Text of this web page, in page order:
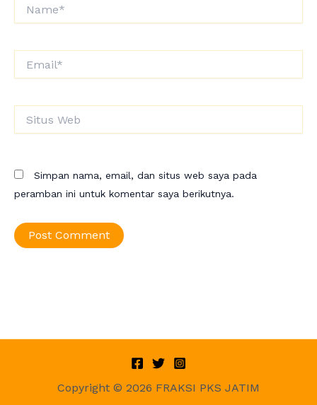
Web
Simpan nama, email, dan situs web saya pada
peramban ini untuk komentar saya berikutnya.
Copyright © 2026 FRAKSI PKS JATIM